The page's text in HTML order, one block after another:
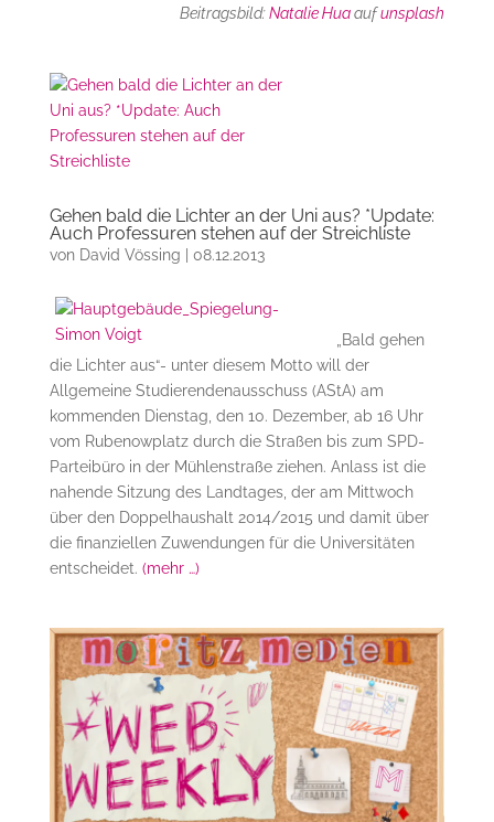
Beitragsbild:Natalie Huaaufunsplash
Gehen bald die Lichter an der Uni aus? *Update:
Auch Professuren stehen auf der Streichliste
von David Vössing 08.12.2013
„Bald gehen
die Lichter aus“- unter diesem Motto will der
Allgemeine Studierendenausschuss (AStA) am
kommenden Dienstag, den 10. Dezember, ab 16 Uhr
vom Rubenowplatz durch die Straßen bis zum SPD-
Parteibüro in der Mühlenstraße ziehen. Anlass ist die
nahende Sitzung des Landtages, der am Mittwoch
über den Doppelhaushalt 2014/2015 und damit über
die finanziellen Zuwendungen für die Universitäten
entscheidet. (mehr …)